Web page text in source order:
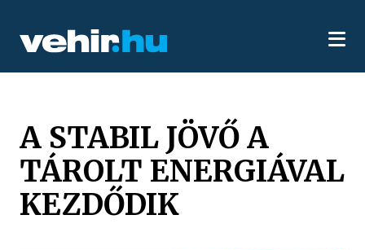
A STABIL JÖVŐ A
TÁROLT ENERGIÁVAL
KEZDŐDIK